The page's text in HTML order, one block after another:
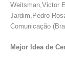
Weitsman,Victor
Jardim,Pedro
Comunicação
Mejor Idea de